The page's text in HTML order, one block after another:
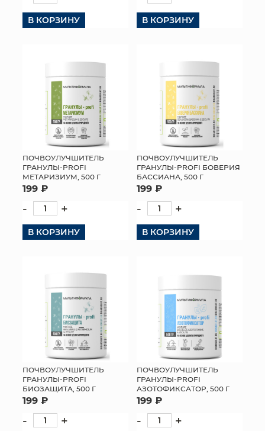
В КОРЗИНУ В КОРЗИНУ
ПОЧВОУЛУЧШИТЕЛЬ
ГРАНУЛЫ-PROFI
МЕТАРИЗИУМ, 500 Г
199 ₽
- +
В КОРЗИНУ
ПОЧВОУЛУЧШИТЕЛЬ
ГРАНУЛЫ-PROFI БОВЕРИЯ
БАССИАНА, 500 Г
199 ₽
- +
В КОРЗИНУ
ПОЧВОУЛУЧШИТЕЛЬ
ГРАНУЛЫ-PROFI
БИОЗАЩИТА, 500 Г
199 ₽
- +
ПОЧВОУЛУЧШИТЕЛЬ
ГРАНУЛЫ-PROFI
АЗОТОФИКСАТОР, 500 Г
199 ₽
- +